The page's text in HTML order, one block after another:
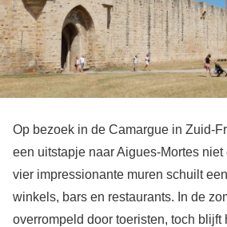
Op bezoek in de Camargue in Zuid-
een uitstapje naar Aigues-Mortes
vier impressionante muren schuilt
winkels, bars en restaurants. In de
overrompeld door toeristen, toch blijft